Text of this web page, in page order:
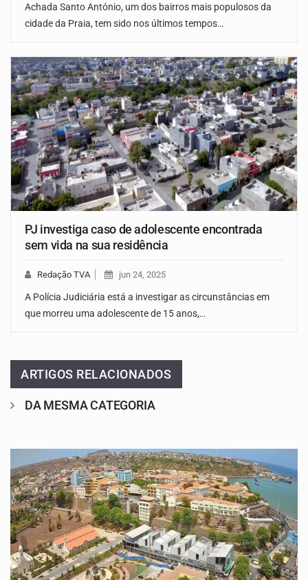
Achada Santo António, um dos bairros mais populosos da
cidade da Praia, tem sido nos últimos tempos…
PJ investiga caso de adolescente encontrada
sem vida na sua residência
Redação TVA jun 24, 2025
A Polícia Judiciária está a investigar as circunstâncias em
que morreu uma adolescente de 15 anos,…
ARTIGOS RELACIONADOS
DA MESMA CATEGORIA